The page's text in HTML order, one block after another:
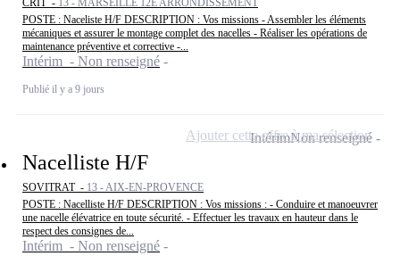
CRIT - 13 - MARSEILLE 12E ARRONDISSEMENT
POSTE : Naceliste H/F DESCRIPTION : Vos missions - Assembler les éléments
mécaniques et assurer le montage complet des nacelles - Réaliser les opérations de
maintenance préventive et corrective -...
Intérim - Non renseigné
Publié il y a 9 jours
Nacelliste H/F
SOVITRAT - 13 - AIX-EN-PROVENCE
POSTE : Nacelliste H/F DESCRIPTION : Vos missions : - Conduire et manoeuvrer
une nacelle élévatrice en toute sécurité. - Effectuer les travaux en hauteur dans le
respect des consignes de...
Intérim - Non renseigné
IntérimNon renseigné
Ajouter cette offre à ma sélection